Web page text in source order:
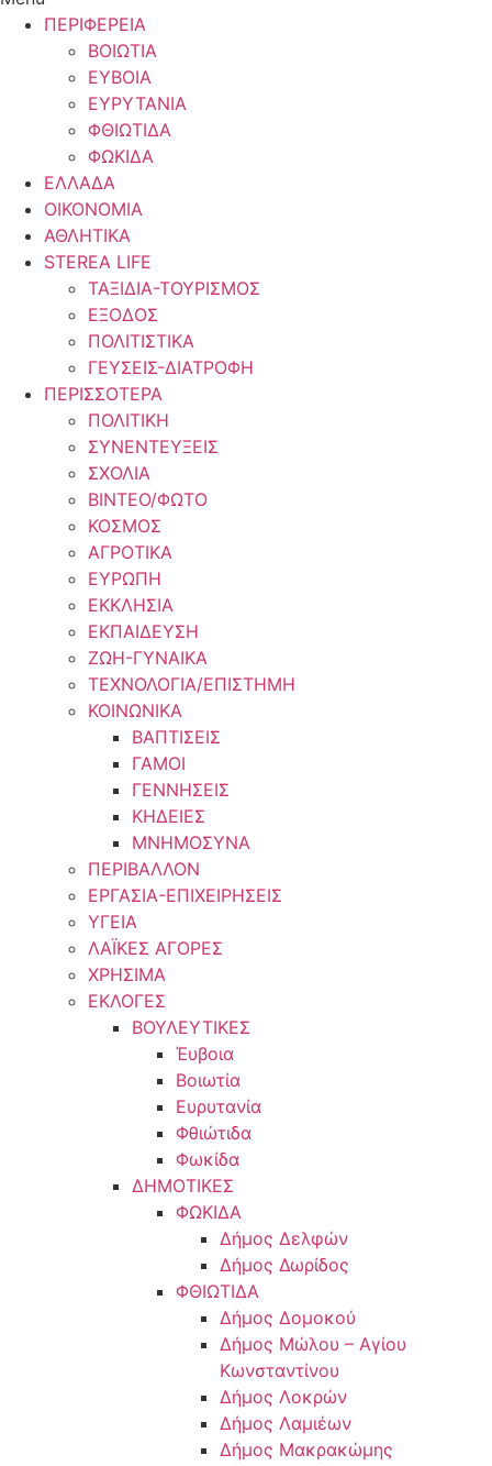
ΠΕΡΙΦΕΡΕΙΑ
ΒΟΙΩΤΙΑ
ΕΥΒΟΙΑ
ΕΥΡΥΤΑΝΙΑ
ΦΘΙΩΤΙΔΑ
ΦΩΚΙΔΑ
ΕΛΛΑΔΑ
ΟΙΚΟΝΟΜΙΑ
ΑΘΛΗΤΙΚΑ
STEREA LIFE
ΤΑΞΙΔΙΑ-ΤΟΥΡΙΣΜΟΣ
ΕΞΟΔΟΣ
ΠΟΛΙΤΙΣΤΙΚΑ
ΓΕΥΣΕΙΣ-ΔΙΑΤΡΟΦΗ
ΠΕΡΙΣΣΟΤΕΡΑ
ΠΟΛΙΤΙΚΗ
ΣΥΝΕΝΤΕΥΞΕΙΣ
ΣΧΟΛΙΑ
ΒΙΝΤΕΟ/ΦΩΤΟ
ΚΟΣΜΟΣ
ΑΓΡΟΤΙΚΑ
ΕΥΡΩΠΗ
ΕΚΚΛΗΣΙΑ
ΕΚΠΑΙΔΕΥΣΗ
ΖΩΗ-ΓΥΝΑΙΚΑ
ΤΕΧΝΟΛΟΓΙΑ/ΕΠΙΣΤΗΜΗ
ΚΟΙΝΩΝΙΚΑ
ΒΑΠΤΙΣΕΙΣ
ΓΑΜΟΙ
ΓΕΝΝΗΣΕΙΣ
ΚΗΔΕΙΕΣ
ΜΝΗΜΟΣΥΝΑ
ΠΕΡΙΒΑΛΛΟΝ
ΕΡΓΑΣΙΑ-ΕΠΙΧΕΙΡΗΣΕΙΣ
ΥΓΕΙΑ
ΛΑΪΚΕΣ ΑΓΟΡΕΣ
ΧΡΗΣΙΜΑ
ΕΚΛΟΓΕΣ
ΒΟΥΛΕΥΤΙΚΕΣ
Έυβοια
Βοιωτία
Ευρυτανία
Φθιώτιδα
Φωκίδα
ΔΗΜΟΤΙΚΕΣ
ΦΩΚΙΔΑ
Δήμος Δελφών
Δήμος Δωρίδος
ΦΘΙΩΤΙΔΑ
Δήμος Δομοκού
Δήμος Μώλου – Αγίου
Κωνσταντίνου
Δήμος Λοκρών
Δήμος Λαμιέων
Δήμος Μακρακώμης